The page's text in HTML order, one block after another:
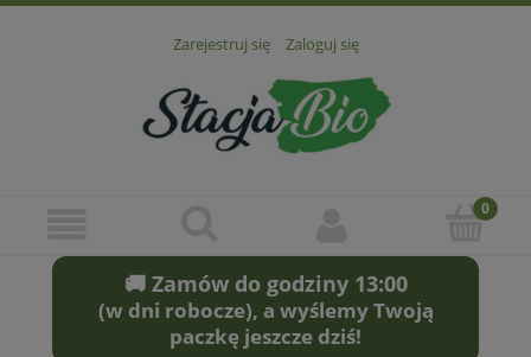
Zarejestruj się Zaloguj się
🚚 Zamów do godziny 13:00
(w dni robocze), a wyślemy Twoją
paczkę jeszcze dziś!